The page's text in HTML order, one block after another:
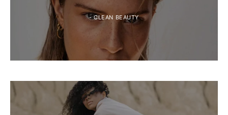
- CLEAN BEAUTY